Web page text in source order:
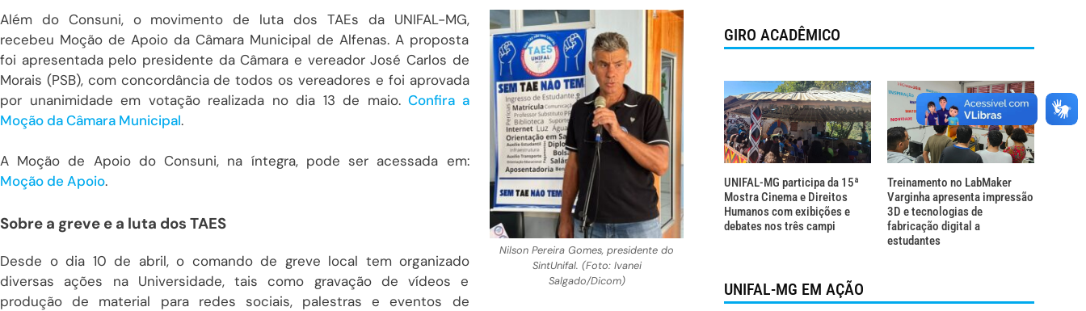
Nilson Pereira Gomes, presidente do
SintUnifal. (Foto: Ivanei
Salgado/Dicom)
Além do Consuni, o movimento de luta dos TAEs da UNIFAL-MG,
recebeu Moção de Apoio da Câmara Municipal de Alfenas. A proposta
foi apresentada pelo presidente da Câmara e vereador José Carlos de
Morais (PSB), com concordância de todos os vereadores e foi aprovada
por unanimidade em votação realizada no dia 13 de maio. Confira a
Moção da Câmara Municipal.
A Moção de Apoio do Consuni, na íntegra, pode ser acessada em:
Moção de Apoio.
Sobre a greve e a luta dos TAES
Desde o dia 10 de abril, o comando de greve local tem organizado
diversas ações na Universidade, tais como gravação de vídeos e
produção de material para redes sociais, palestras e eventos de
GIRO ACADÊMICO
UNIFAL-MG participa da 15ª
Mostra Cinema e Direitos
Humanos com exibições e
debates nos três campi
Treinamento no LabMaker
Varginha apresenta impressão
3D e tecnologias de
fabricação digital a
estudantes
UNIFAL-MG EM AÇÃO